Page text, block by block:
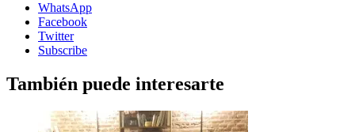
WhatsApp
Facebook
Twitter
Subscribe
También puede interesarte